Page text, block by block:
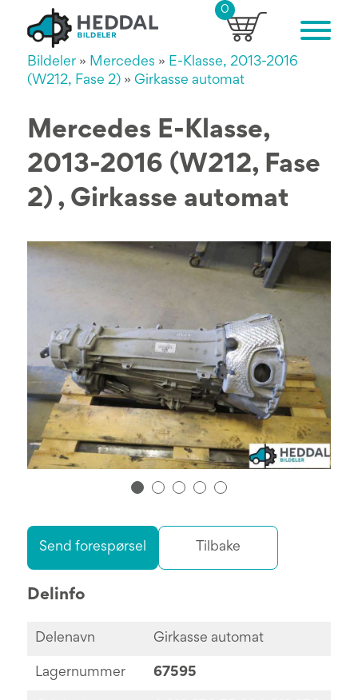
0
Bildeler » Mercedes » E-Klasse, 2013-2016
(W212, Fase 2) » Girkasse automat
Mercedes E-Klasse,
2013-2016 (W212, Fase
2) , Girkasse automat
Send forespørsel Tilbake
Delinfo
Delenavn Girkasse automat
Lagernummer 67595